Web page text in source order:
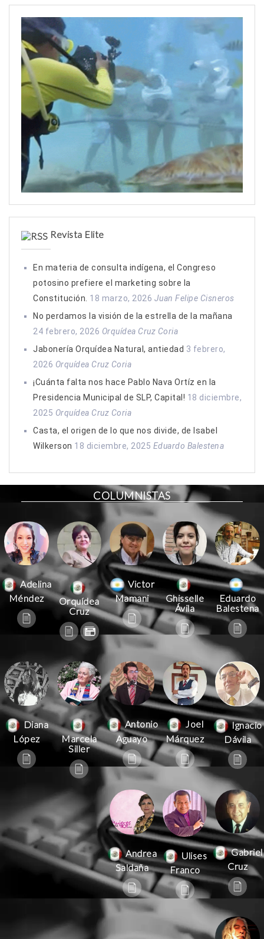
r
:
Revista Elite
En materia de consulta indígena, el Congreso
potosino prefiere el marketing sobre la
Constitución. 18 marzo, 2026 Juan Felipe Cisneros
No perdamos la visión de la estrella de la mañana
24 febrero, 2026 Orquídea Cruz Coria
Jabonería Orquídea Natural, antiedad 3 febrero,
2026 Orquídea Cruz Coria
¡Cuánta falta nos hace Pablo Nava Ortíz en la
Presidencia Municipal de SLP, Capital! 18 diciembre,
2025 Orquídea Cruz Coria
Casta, el origen de lo que nos divide, de Isabel
Wilkerson 18 diciembre, 2025 Eduardo Balestena
COLUMNISTAS
Adelina
Méndez
Orquídea
Cruz
Victor
Mamani
Ghisselle
Ávila
Eduardo
Balestena
Diana
López
Marcela
Siller
Antonio
Aguayo
Joel
Márquez
Ignacio
Dávila
Andrea
Saldaña
Ulises
Franco
Gabriel
Cruz